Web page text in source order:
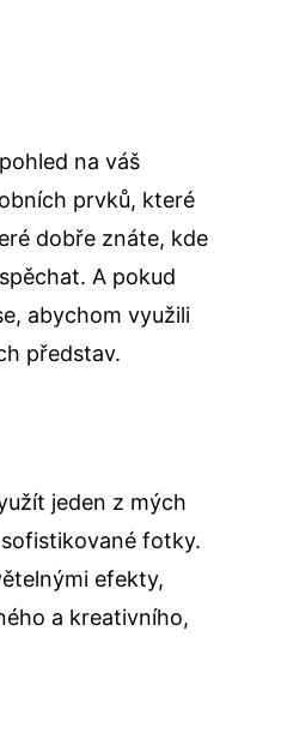
na váš
prvků, které
dobře znáte, kde
A pokud
abychom využili
představ.
jeden z mých
fotky.
efekty,
a kreativního,